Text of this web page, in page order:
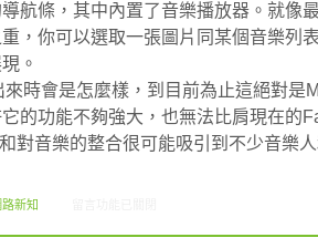
航條，其中內置了音樂播放器。就像
，你可以選取一張圖片同某個音樂列
。
時會是怎麼樣，到目前為止這絕對是
的功能不夠強大，也無法比肩現在的
對音樂的整合很可能吸引到不少音樂人
路新知